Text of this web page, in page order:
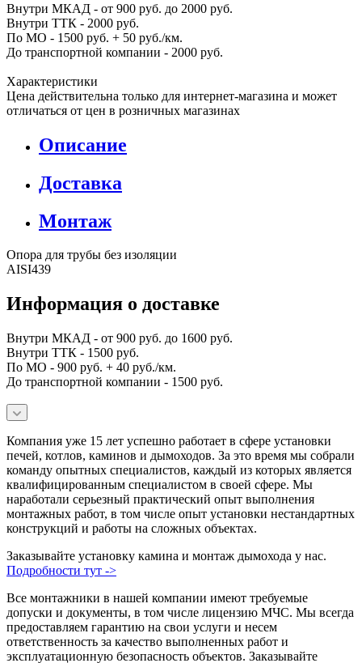
Внутри МКАД - от 900 руб. до 2000 руб.
Внутри ТТК - 2000 руб.
По МО - 1500 руб. + 50 руб./км.
До транспортной компании - 2000 руб.
Характеристики
Цена действительна только для интернет-магазина и может
отличаться от цен в розничных магазинах
Описание
Доставка
Монтаж
Опора для трубы без изоляции
AISI439
Информация о доставке
Внутри МКАД - от 900 руб. до 1600 руб.
Внутри ТТК - 1500 руб.
По МО - 900 руб. + 40 руб./км.
До транспортной компании - 1500 руб.
Компания уже 15 лет успешно работает в сфере установки
печей, котлов, каминов и дымоходов. За это время мы собрали
команду опытных специалистов, каждый из которых является
квалифицированным специалистом в своей сфере. Мы
наработали серьезный практический опыт выполнения
монтажных работ, в том числе опыт установки нестандартных
конструкций и работы на сложных объектах.
Заказывайте установку камина и монтаж дымохода у нас.
Подробности тут ->
Все монтажники в нашей компании имеют требуемые
допуски и документы, в том числе лицензию МЧС. Мы всегда
предоставляем гарантию на свои услуги и несем
ответственность за качество выполненных работ и
эксплуатационную безопасность объектов. Заказывайте